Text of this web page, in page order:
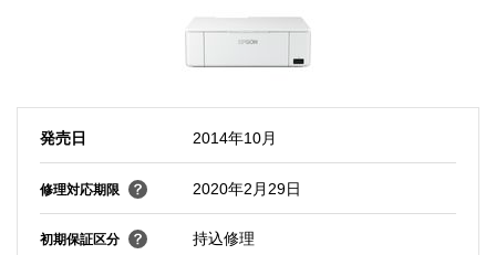
発売日 2014年10月
修理対応期限 2020年2月29日
初期保証区分 持込修理